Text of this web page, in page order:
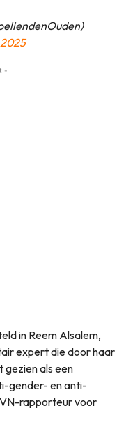
-
in Reem Alsalem,
expert die door haar
als een
gender- en anti-
VN-rapporteur voor